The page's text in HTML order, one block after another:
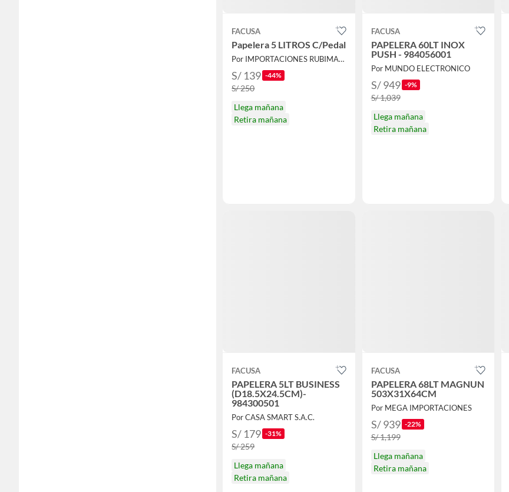
FACUSA
Papelera 5 LITROS C/Pedal
Por IMPORTACIONES RUBIMAR S.A.C.
S/ 139 -44%
S/ 250
Llega mañana
Retira mañana
FACUSA
PAPELERA 60LT INOX
PUSH - 984056001
Por MUNDO ELECTRONICO
S/ 949 -9%
S/ 1,039
Llega mañana
Retira mañana
FACUSA
PAPELERA 5LT BUSINESS
(D18.5X24.5CM)-
984300501
Por CASA SMART S.A.C.
S/ 179 -31%
S/ 259
Llega mañana
Retira mañana
FACUSA
PAPELERA 68LT MAGNUN
503X31X64CM
Por MEGA IMPORTACIONES
S/ 939 -22%
S/ 1,199
Llega mañana
Retira mañana